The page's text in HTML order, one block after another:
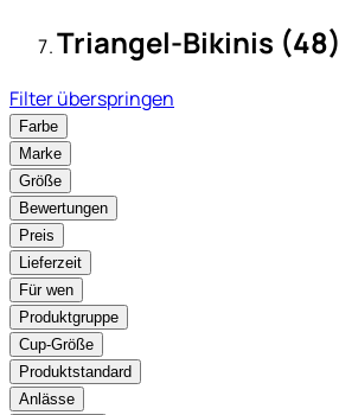
Triangel-Bikinis (48)
Filter überspringen
Farbe
Marke
Größe
Bewertungen
Preis
Lieferzeit
Für wen
Produktgruppe
Cup-Größe
Produktstandard
Anlässe